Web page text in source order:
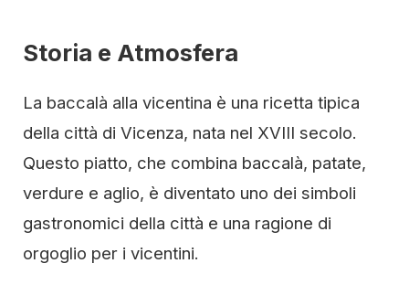
Storia e Atmosfera
La baccalà alla vicentina è una ricetta tipica
della città di Vicenza, nata nel XVIII secolo.
Questo piatto, che combina baccalà, patate,
verdure e aglio, è diventato uno dei simboli
gastronomici della città e una ragione di
orgoglio per i vicentini.